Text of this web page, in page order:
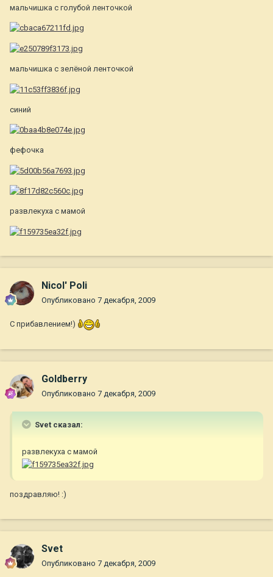
мальчишка с голубой ленточкой
мальчишка с зелёной ленточкой
синий
фефочка
развлекуха с мамой
Nicol' Poli
Опубликовано 7 декабря, 2009
С прибавлением!)
Goldberry
Опубликовано 7 декабря, 2009
Svet сказал:
развлекуха с мамой
поздравляю! :)
Svet
Опубликовано 7 декабря, 2009